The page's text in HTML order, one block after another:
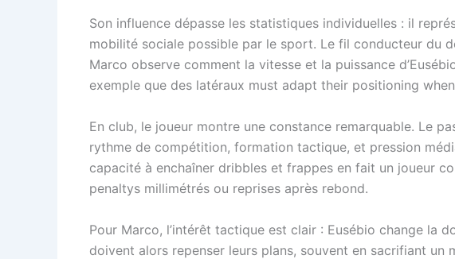
Son influence dépasse les statistiques individuelles : il
mobilité sociale possible par le sport. Le fil conducteur du
Marco observe comment la vitesse et la puissance
exemple que des latéraux must adapt their positioning
En club, le joueur montre une constance remarquable. Le
rythme de compétition, formation tactique, et pression
capacité à enchaîner dribbles et frappes en fait un joueur
penaltys millimétrés ou reprises après rebond.
Pour Marco, l’intérêt tactique est clair : Eusébio change la
doivent alors repenser leurs plans, souvent en sacrifiant